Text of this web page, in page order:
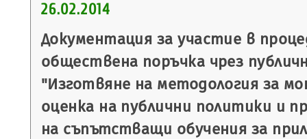
26.02.2014
Документация за участие в
обществена поръчка чрез
"Изготвяне на методология за
оценка на публични политики и
на съпътстващи обучения за